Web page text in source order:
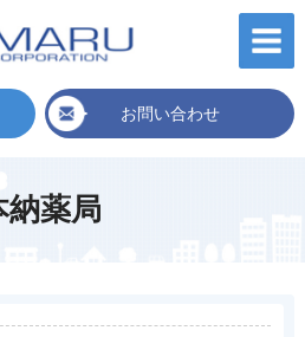
お問い合わせ
納薬局